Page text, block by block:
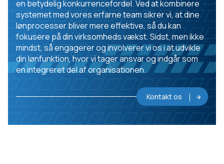
en betydelig konkurrencefordel. Ved at kombinere
systemet med vores erfarne team sikrer vi, at dine
lønprocesser bliver mere effektive, så du kan
fokusere på din virksomheds vækst. Sidst, men ikke
mindst, så engagerer og involverer vi os i at udvikle
din lønfunktion, hvor vi tager ansvar og indgår som
en integreret del af organisationen.
Kontakt os